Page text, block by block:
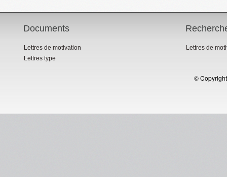
Documents
Lettres de motivation
Lettres type
Lettres de
©